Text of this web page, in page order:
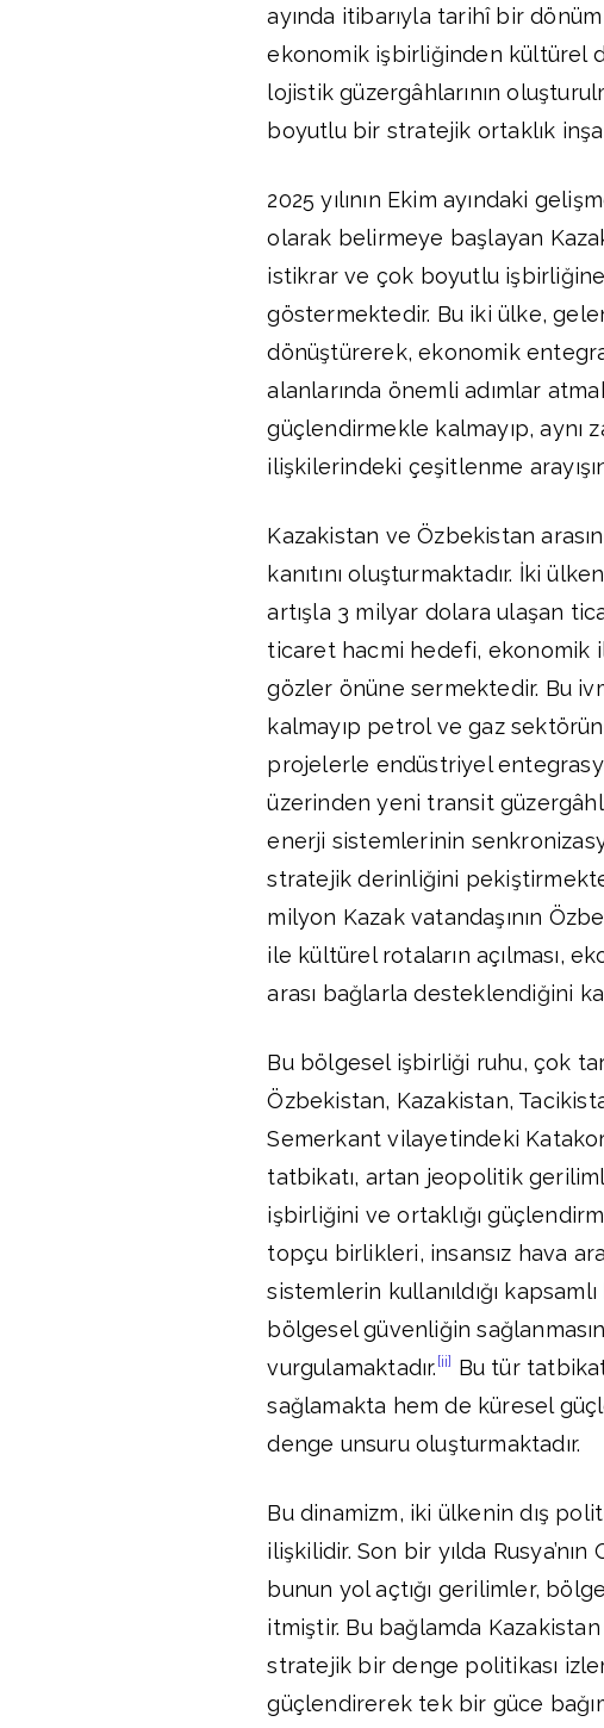
ayında itibarıyla tarihî bir
ekonomik işbirliğinden kültürel
lojistik güzergâhlarının
boyutlu bir stratejik ortaklık
2025 yılının Ekim ayındaki
olarak belirmeye başlayan
istikrar ve çok boyutlu
göstermektedir. Bu iki ülke,
dönüştürerek, ekonomik
alanlarında önemli adımlar
güçlendirmekle kalmayıp, aynı
ilişkilerindeki çeşitlenme
Kazakistan ve Özbekistan
kanıtını oluşturmaktadır. İki
artışla 3 milyar dolara ulaşan
ticaret hacmi hedefi, ekonomik
gözler önüne sermektedir. Bu
kalmayıp petrol ve gaz
projelerle endüstriyel
üzerinden yeni transit
enerji sistemlerinin
stratejik derinliğini
milyon Kazak vatandaşının
ile kültürel rotaların açılması,
arası bağlarla desteklendiğini
Bu bölgesel işbirliği ruhu, çok
Özbekistan, Kazakistan,
Semerkant vilayetindeki
tatbikatı, artan jeopolitik
işbirliğini ve ortaklığı
topçu birlikleri, insansız hava
sistemlerin kullanıldığı
bölgesel güvenliğin
vurgulamaktadır.[ii] Bu tür
sağlamakta hem de küresel
denge unsuru oluşturmaktadır.
Bu dinamizm, iki ülkenin dış
ilişkilidir. Son bir yılda
bunun yol açtığı gerilimler,
itmiştir. Bu bağlamda
stratejik bir denge politikası
güçlendirerek tek bir güce